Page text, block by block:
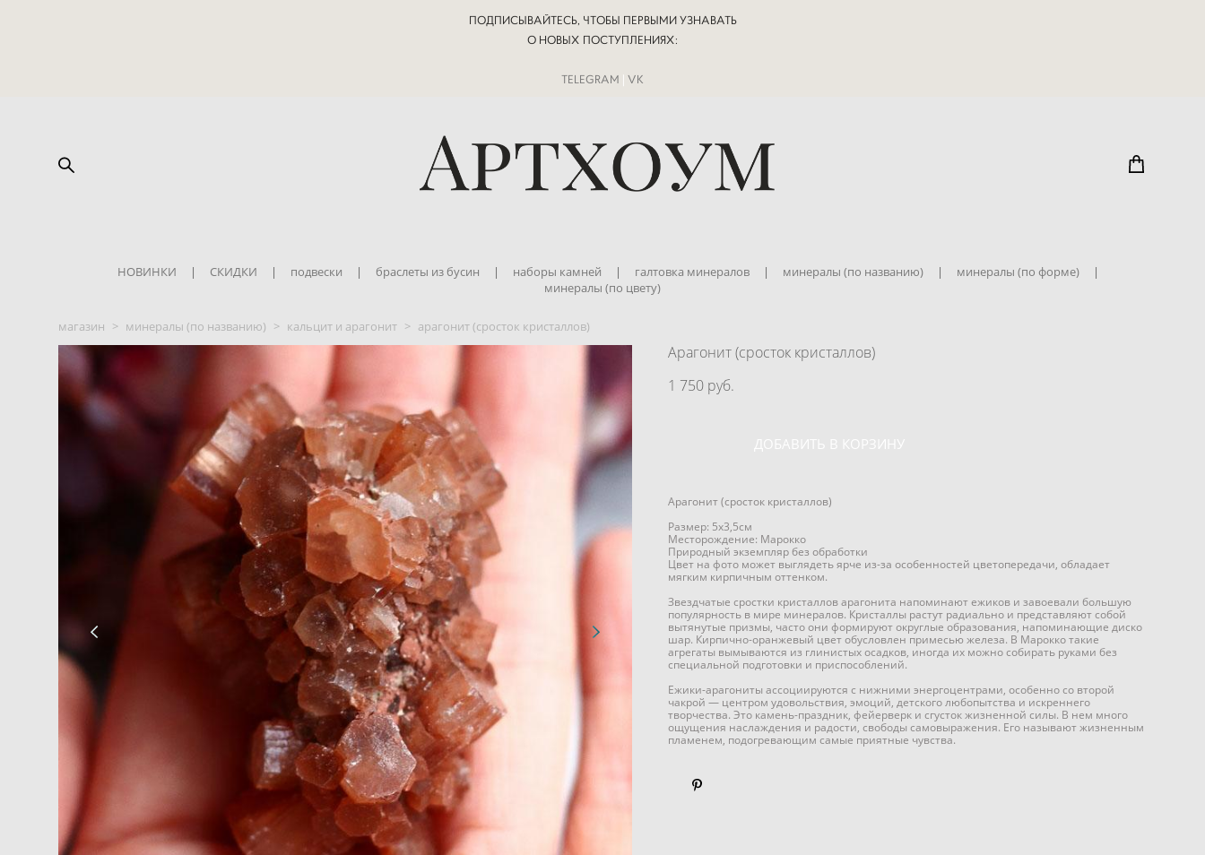
ПОДПИСЫВАЙТЕСЬ, ЧТОБЫ ПЕРВЫМИ УЗНАВАТЬ
О НОВЫХ ПОСТУПЛЕНИЯХ:
TELEGRAM | VK
НОВИНКИ | СКИДКИ | подвески | браслеты из бусин | наборы камней | галтовка минералов | минералы (по названию) | минералы (по форме)
|
минералы (по цвету)
магазин > минералы (по названию) > кальцит и арагонит > арагонит (сросток кристаллов)
Арагонит (сросток кристаллов)
1 750 pуб.
ДОБАВИТЬ В КОРЗИНУ
Арагонит (сросток кристаллов)
Размер: 5х3,5см
Месторождение: Марокко
Природный экземпляр без обработки
Цвет на фото может выглядеть ярче из-за особенностей цветопередачи, обладает
мягким кирпичным оттенком.
Звездчатые сростки кристаллов арагонита напоминают ежиков и завоевали большую
популярность в мире минералов. Кристаллы растут радиально и представляют собой
вытянутые призмы, часто они формируют округлые образования, напоминающие диско
шар. Кирпично-оранжевый цвет обусловлен примесью железа. В Марокко такие
агрегаты вымываются из глинистых осадков, иногда их можно собирать руками без
специальной подготовки и приспособлений.
Ежики-арагониты ассоциируются с нижними энергоцентрами, особенно со второй
чакрой — центром удовольствия, эмоций, детского любопытства и искреннего
творчества. Это камень-праздник, фейерверк и сгусток жизненной силы. В нем много
ощущения наслаждения и радости, свободы самовыражения. Его называют жизненным
пламенем, подогревающим самые приятные чувства.